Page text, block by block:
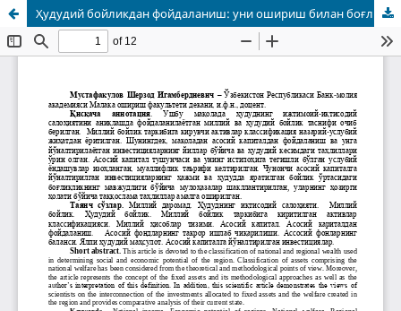
Ҳудудий бойликдан фойдаланиш: уни ошириш билан боғлиқ бўлган инвестициявий омиллар таҳлили